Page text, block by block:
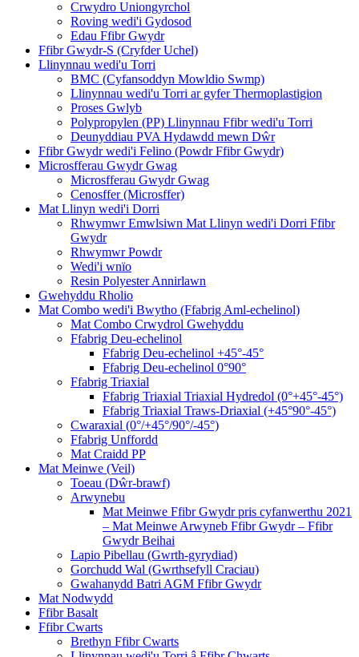
Crwydro Uniongyrchol
Roving wedi'i Gydosod
Edau Ffibr Gwydr
Ffibr Gwydr-S (Cryfder Uchel)
Llinynnau wedi'u Torri
BMC (Cyfansoddyn Mowldio Swmp)
Llinynnau wedi'u Torri ar gyfer Thermoplastigion
Proses Gwlyb
Polypropylen (PP) Llinynnau Ffibr wedi'u Torri
Deunyddiau PVA Hydawdd mewn Dŵr
Ffibr Gwydr wedi'i Felino (Powdr Ffibr Gwydr)
Microsfferau Gwydr Gwag
Microsfferau Gwydr Gwag
Cenosffer (Microsffer)
Mat Llinyn wedi'i Dorri
Rhwymwr Emwlsiwn Mat Llinyn wedi'i Dorri Ffibr
Gwydr
Rhwymwr Powdr
Wedi'i wnïo
Resin Polyester Annirlawn
Gwehyddu Rholio
Mat Combo wedi'i Bwytho (Ffabrig Aml-echelinol)
Mat Combo Crwydrol Gwehyddu
Ffabrig Deu-echelinol
Ffabrig Deu-echelinol +45°-45°
Ffabrig Deu-echelinol 0°90°
Ffabrig Triaxial
Ffabrig Triaxial Triaxial Hydredol (0°+45°-45°)
Ffabrig Triaxial Traws-Driaxial (+45°90°-45°)
Cwaraxial (0°/+45°/90°/-45°)
Ffabrig Unffordd
Mat Craidd PP
Mat Meinwe (Veil)
Toeau (Dŵr-brawf)
Arwynebu
Mat Meinwe Ffibr Gwydr pris cyfanwerthu 2021
– Mat Meinwe Arwyneb Ffibr Gwydr – Ffibr
Gwydr Beihai
Lapio Pibellau (Gwrth-gyrydiad)
Gorchudd Wal (Gwrthsefyll Craciau)
Gwahanydd Batri AGM Ffibr Gwydr
Mat Nodwydd
Ffibr Basalt
Ffibr Cwarts
Brethyn Ffibr Cwarts